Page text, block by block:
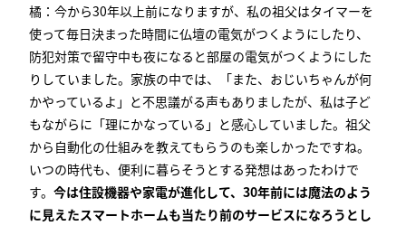
橘：今から30年以上前になりますが、私の祖父はタイマーを
使って毎日決まった時間に仏壇の電気がつくようにしたり、
防犯対策で留守中も夜になると部屋の電気がつくようにした
りしていました。家族の中では、「また、おじいちゃんが何
かやっているよ」と不思議がる声もありましたが、私は子ど
もながらに「理にかなっている」と感心していました。祖父
から自動化の仕組みを教えてもらうのも楽しかったですね。
いつの時代も、便利に暮らそうとする発想はあったわけで
す。 今は住設機器や家電が進化して、30年前には魔法のよう
に見えたスマートホームも当たり前のサービスになろうとし